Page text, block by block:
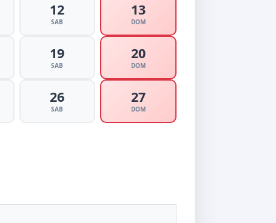
12
SAB
13
DOM
19
SAB
20
DOM
26
SAB
27
DOM